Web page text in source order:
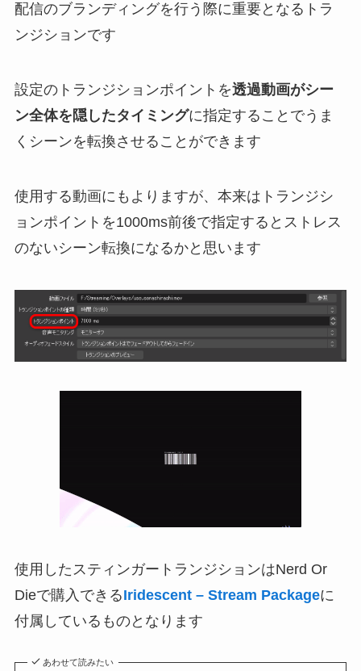
配信のブランディングを行う際に重要となるトラ
ンジションです
設定のトランジションポイントを透過動画がシー
ン全体を隠したタイミングに指定することでうま
くシーンを転換させることができます
使用する動画にもよりますが、本来はトランジシ
ョンポイントを1000ms前後で指定するとストレス
のないシーン転換になるかと思います
使用したスティンガートランジションはNerd Or
Dieで購入できるIridescent – Stream Packageに
付属しているものとなります
あわせて読みたい